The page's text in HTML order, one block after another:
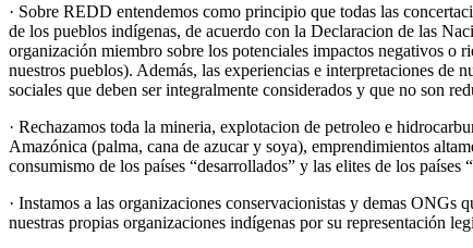
· Sobre REDD entendemos como principio que todas las
de los pueblos indígenas, de acuerdo con la Declaracion de las
organización miembro sobre los potenciales impactos negativos o
nuestros pueblos). Además, las experiencias e interpretaciones de
sociales que deben ser integralmente considerados y que no son
· Rechazamos toda la mineria, explotacion de petroleo e
Amazónica (palma, cana de azucar y soya), emprendimientos
consumismo de los países “desarrollados” y las elites de los
· Instamos a las organizaciones conservacionistas y demas ONGs
nuestras propias organizaciones indígenas por su representación